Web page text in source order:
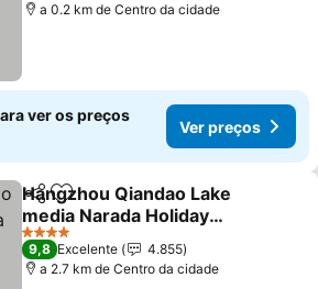
a 0.2 km de Centro da cidade
ver os preços
Ver preços
PartilharAdicionar aos favoritos
Hangzhou Qiandao Lake
media Narada Holiday
Hotel
4 Estrelas
9,8 Excelente
4.855
a 2.7 km de Centro da cidade